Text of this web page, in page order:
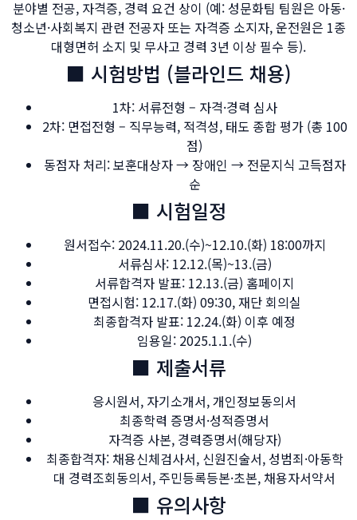
분야별 전공, 자격증, 경력 요건 상이 (예: 성문화팀 팀원은 아동·
청소년·사회복지 관련 전공자 또는 자격증 소지자, 운전원은 1종
대형면허 소지 및 무사고 경력 3년 이상 필수 등).
■ 시험방법 (블라인드 채용)
1차: 서류전형 – 자격·경력 심사
2차: 면접전형 – 직무능력, 적격성, 태도 종합 평가 (총 100
점)
동점자 처리: 보훈대상자 → 장애인 → 전문지식 고득점자
순
■ 시험일정
원서접수: 2024.11.20.(수)~12.10.(화) 18:00까지
서류심사: 12.12.(목)~13.(금)
서류합격자 발표: 12.13.(금) 홈페이지
면접시험: 12.17.(화) 09:30, 재단 회의실
최종합격자 발표: 12.24.(화) 이후 예정
임용일: 2025.1.1.(수)
■ 제출서류
응시원서, 자기소개서, 개인정보동의서
최종학력 증명서·성적증명서
자격증 사본, 경력증명서(해당자)
최종합격자: 채용신체검사서, 신원진술서, 성범죄·아동학
대 경력조회동의서, 주민등록등본·초본, 채용자서약서
■ 유의사항